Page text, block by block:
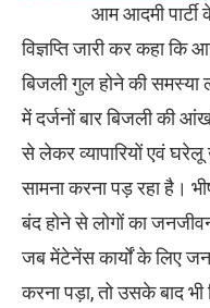
आम आदमी पार्टी के
विज्ञप्ति जारी कर कहा
बिजली गुल होने की समस्या
में दर्जनों बार बिजली की
से लेकर व्यापारियों एवं घरेलू
सामना करना पड़ रहा है।
बंद होने से लोगों का
जब मेंटेनेंस कार्यों के लिए
करना पड़ा, तो उसके बाद भी